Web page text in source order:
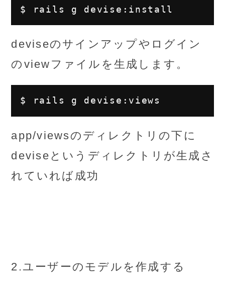
deviseのサインアップやログイン
のviewファイルを生成します。
app/viewsのディレクトリの下に
deviseというディレクトリが生成さ
れていれば成功
2.ユーザーのモデルを作成する